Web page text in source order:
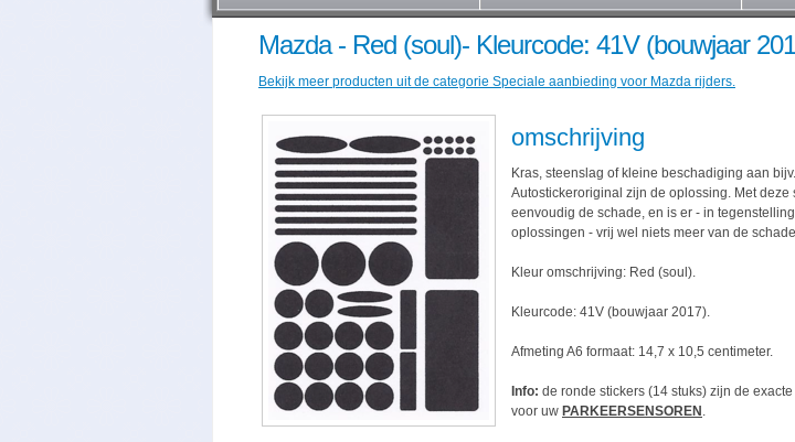
Mazda - Red (soul)- Kleurcode: 41V (bouwjaar
Bekijk meer producten uit de categorie Speciale aanbieding voor Mazda rijders.
omschrijving
Kras, steenslag of kleine beschadiging aan
Autostickeroriginal zijn de oplossing. Met deze
eenvoudig de schade, en is er - in
oplossingen - vrij wel niets meer van de
Kleur omschrijving: Red (soul).
Kleurcode: 41V (bouwjaar 2017).
Afmeting A6 formaat: 14,7 x 10,5 centimeter.
Info: de ronde stickers (14 stuks) zijn de
voor uw PARKEERSENSOREN .